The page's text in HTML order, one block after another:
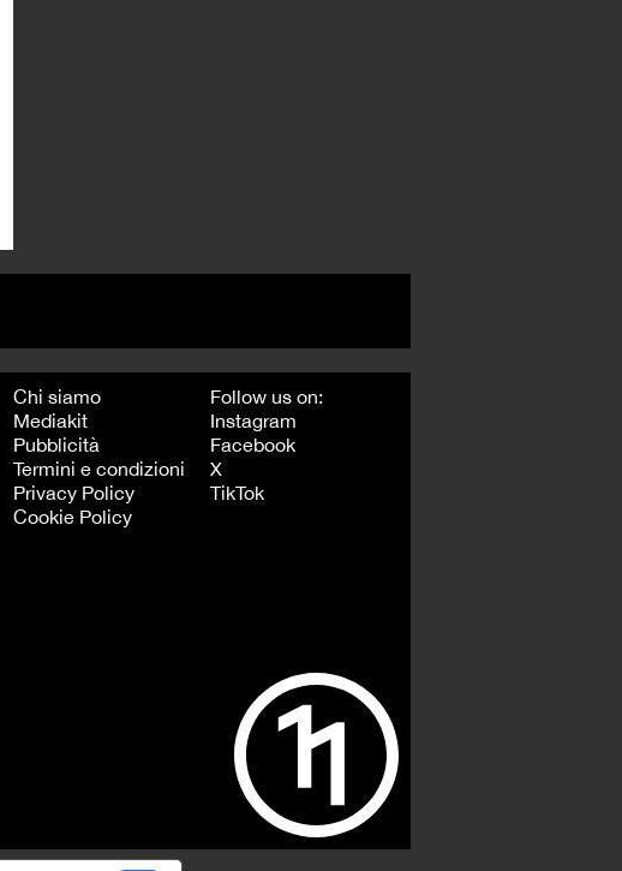
Chi siamo
Mediakit
Pubblicità
Termini e condizioni
Privacy Policy
Cookie Policy
Follow us on:
Instagram
Facebook
X
TikTok